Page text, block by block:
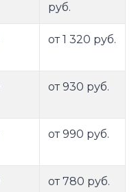
руб.
от 1 320 руб.
от 930 руб.
от 990 руб.
от 780 руб.